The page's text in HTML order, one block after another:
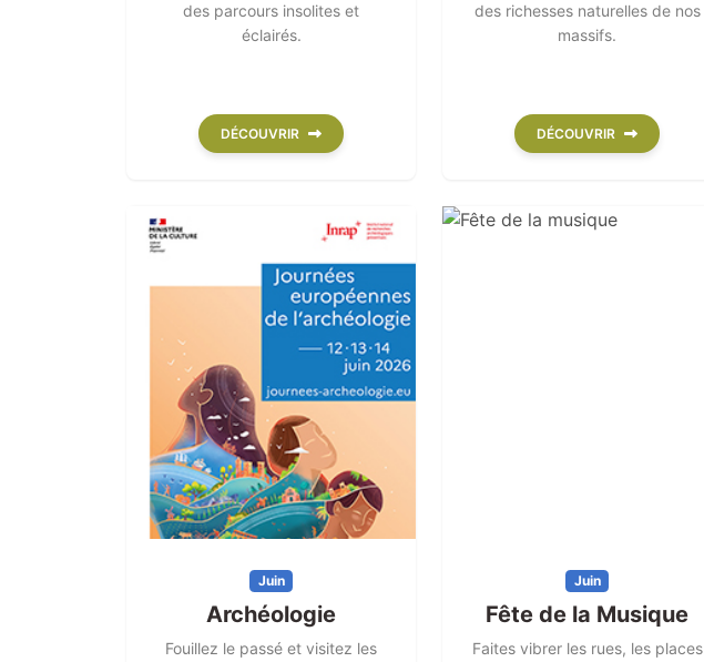
des parcours insolites et
éclairés.
DÉCOUVRIR
des richesses naturelles de nos
massifs.
DÉCOUVRIR
Juin
Archéologie
Fouillez le passé et visitez les
Juin
Fête de la Musique
Faites vibrer les rues, les places